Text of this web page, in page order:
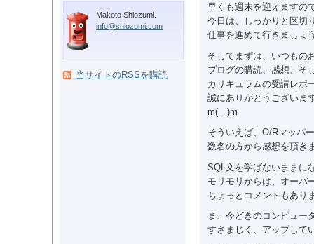
早くも週末を迎えますの
今日は、しっかりと区切
仕事を進めて行きましょ
そしてまずは、いつもの
ブログの購読、感想、そ
カリキュラムの受講レポ
誠にありがとうございま
m(＿)m
そういえば、O/Rマッパ
数名の方から感想を頂き
SQL文を学ばないままに
モリモリからは、オーバ
ちょっとコメントもあり
ま、今どきのコンピュー
すさまじく、アップして
Makoto Shiozumi.
info@shiozumi.com
当サイトのRSSを購読